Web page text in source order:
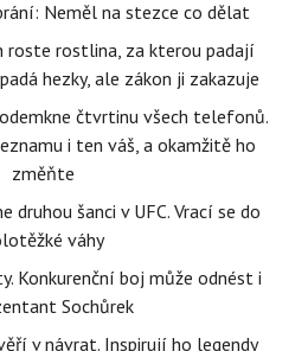
Neměl na stezce co dělat
roste rostlina, za kterou padají
hezky, ale zákon ji zakazuje
čtvrtinu všech telefonů.
i ten váš, a okamžitě ho
změňte
druhou šanci v UFC. Vrací se do
váhy
Konkurenční boj může odnést i
Sochůrek
v návrat. Inspirují ho legendy